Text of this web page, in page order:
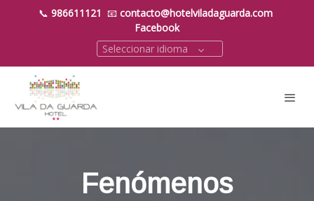
📞 986611121 📧 contacto@hotelviladaguarda.com
Facebook
Seleccionar idioma
Fenómenos